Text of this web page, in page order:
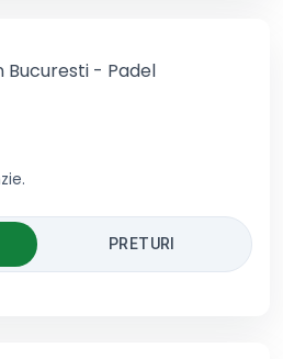
Bucuresti - Padel
PRETURI